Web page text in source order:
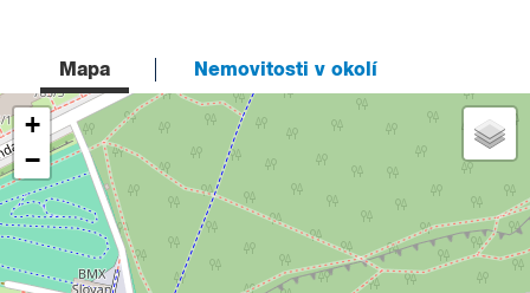
Mapa Nemovitosti v okolí
+
−